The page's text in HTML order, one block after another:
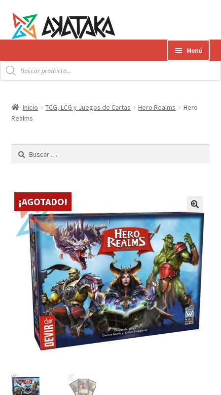
la
navegación
contenido
Menú
Productos
el
hijo
Envíos
AKATAKA BOOKS
Mi cuenta
Búsqueda
de
productos
Inicio TCG, LCG y Juegos de Cartas Hero Realms
Hero
Realms
¡AGOTADO!
Buscar: